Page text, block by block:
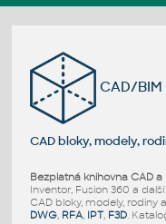
CAD/
CAD bloky, modely,
Bezplatná knihovna CAD a
Inventor, Fusion 360 a
CAD bloky, modely,
DWG, RFA, IPT, F3D.